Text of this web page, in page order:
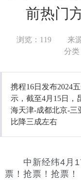
前热门
浏览：119 来
分
携程16日发布2024
示，截至4月15日，
海天津-成都北京-三
比降三成左右
中新经纬4月17
票！抢票！抢票！